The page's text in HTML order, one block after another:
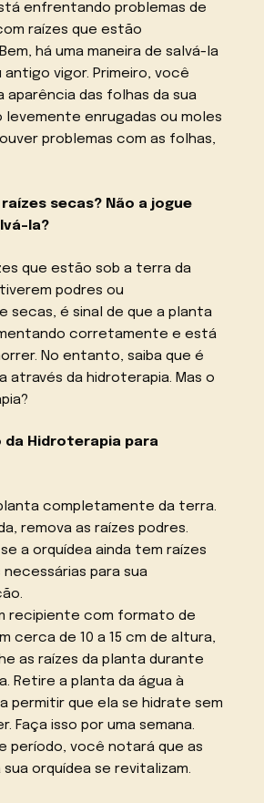
enfrentando problemas de
raízes que estão
há uma maneira de salvá-la
vigor. Primeiro, você
aparência das folhas da sua
levemente enrugadas ou moles
problemas com as folhas,
secas? Não a jogue
la?
que estão sob a terra da
podres ou
secas, é sinal de que a planta
corretamente e está
No entanto, saiba que é
através da hidroterapia. Mas o
da Hidroterapia para
completamente da terra.
remova as raízes podres.
a orquídea ainda tem raízes
necessárias para sua
recipiente com formato de
cerca de 10 a 15 cm de altura,
as raízes da planta durante
Retire a planta da água à
permitir que ela se hidrate sem
Faça isso por uma semana.
período, você notará que as
sua orquídea se revitalizam.